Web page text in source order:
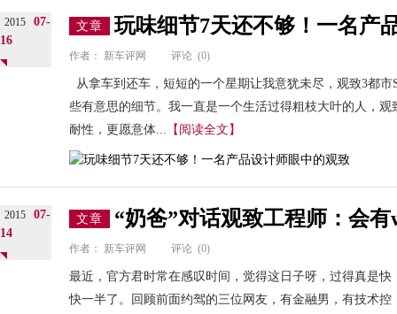
2015
07-
16
文章 玩味细节7天还不够！一名产
作者： 新车评网 评论 (0)
从拿车到还车，短短的一个星期让我意犹未尽，观致3都
些有意思的细节。我一直是一个生活过得粗枝大叶的人，
耐性，更愿意体... 【阅读全文】
2015
07-
14
文章 “奶爸”对话观致工程师：会
作者： 新车评网 评论 (0)
最近，官方君时常在感叹时间，觉得这日子呀，过得真是
快一半了。回顾前面约驾的三位网友，有金融男，有技术